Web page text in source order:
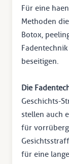
Für eine
Methoden
Botox,
beseitigen.
Die
Geschichts-
stellen auch
für
für eine